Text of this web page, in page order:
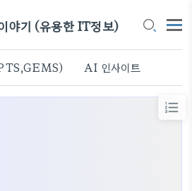
야기 (유용한 IT정보)
AI 인사이트